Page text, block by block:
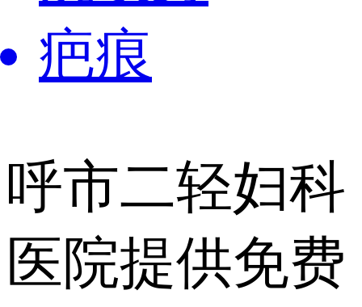
疤痕
呼市二轻妇科
医院提供免费